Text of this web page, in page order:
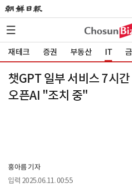
재테크 증권 부동산 IT
챗GPT 일부 서비스 7시
오픈AI "조치 중"
홍아름 기자
입력 2025.06.11. 00:55